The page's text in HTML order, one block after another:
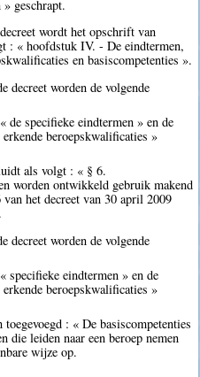
» geschrapt.
wordt het opschrift van
: « hoofdstuk IV. - De eindtermen,
en basiscompetenties ».
decreet worden de volgende
de specifieke eindtermen » en de
beroepskwalificaties »
als volgt : « § 6.
worden ontwikkeld gebruik makend
het decreet van 30 april 2009
decreet worden de volgende
specifieke eindtermen » en de
beroepskwalificaties »
: « De basiscompetenties
die leiden naar een beroep nemen
wijze op.